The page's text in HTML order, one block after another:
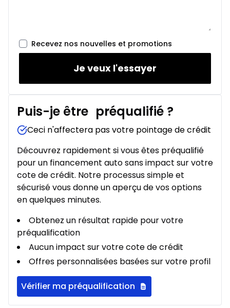
Recevez nos nouvelles et promotions
Je veux l'essayer
Puis-je être préqualifié ?
Ceci n'affectera pas votre pointage de crédit
Découvrez rapidement si vous êtes préqualifié
pour un financement auto sans impact sur votre
cote de crédit. Notre processus simple et
sécurisé vous donne un aperçu de vos options
en quelques minutes.
Obtenez un résultat rapide pour votre
préqualification
Aucun impact sur votre cote de crédit
Offres personnalisées basées sur votre profil
Vérifier ma préqualification